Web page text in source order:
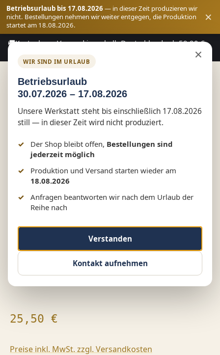
Zum Hauptinhalt springen
Betriebsurlaub bis 17.08.2026 — in dieser Zeit produzieren wir
nicht. Bestellungen nehmen wir weiter entgegen, die Produktion
startet am 18.08.2026.
×
×
WIR SIND IM URLAUB
Betriebsurlaub
30.07.2026 – 17.08.2026
Unsere Werkstatt steht bis einschließlich 17.08.2026
still — in dieser Zeit wird nicht produziert.
Der Shop bleibt offen, Bestellungen sind
jederzeit möglich
Produktion und Versand starten wieder am
18.08.2026
Anfragen beantworten wir nach dem Urlaub der
Reihe nach
Verstanden
Kontakt aufnehmen
🚚Kostenloser Versand innerhalb Deutschlands ab 59,90 €
Bestellwert
Shop Funwear
Shirt by Marketing-MV.com
Bildergalerie überspringen
Regulärer Preis:
25,50 €
Preise inkl. MwSt. zzgl. Versandkosten